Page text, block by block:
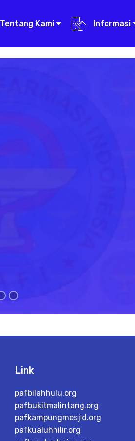
Tentang Kami Informasi
Link
pafibilahhulu.org
pafibukitmalintang.org
pafikampungmesjid.org
pafikualuhhilir.org